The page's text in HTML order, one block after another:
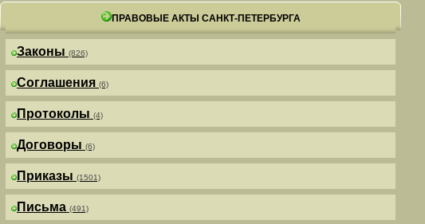
ПРАВОВЫЕ АКТЫ САНКТ-ПЕТЕРБУРГА
Законы (826)
Соглашения (6)
Протоколы (4)
Договоры (6)
Приказы (1501)
Письма (491)